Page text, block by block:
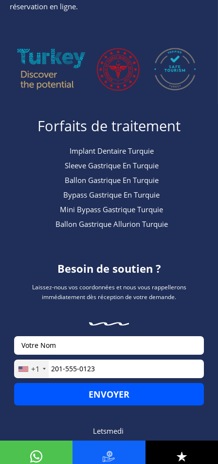
réservation en ligne.
Forfaits de traitement
Implant Dentaire Turquie
Sleeve Gastrique En Turquie
Ballon Gastrique En Turquie
Bypass Gastrique En Turquie
Mini Bypass Gastrique Turquie
Ballon Gastrique Allurion Turquie
Besoin de soutien ?
Laissez-nous vos coordonnées et nous vous rappellerons
immédiatement dès réception de votre demande.
+1
Letsmedi